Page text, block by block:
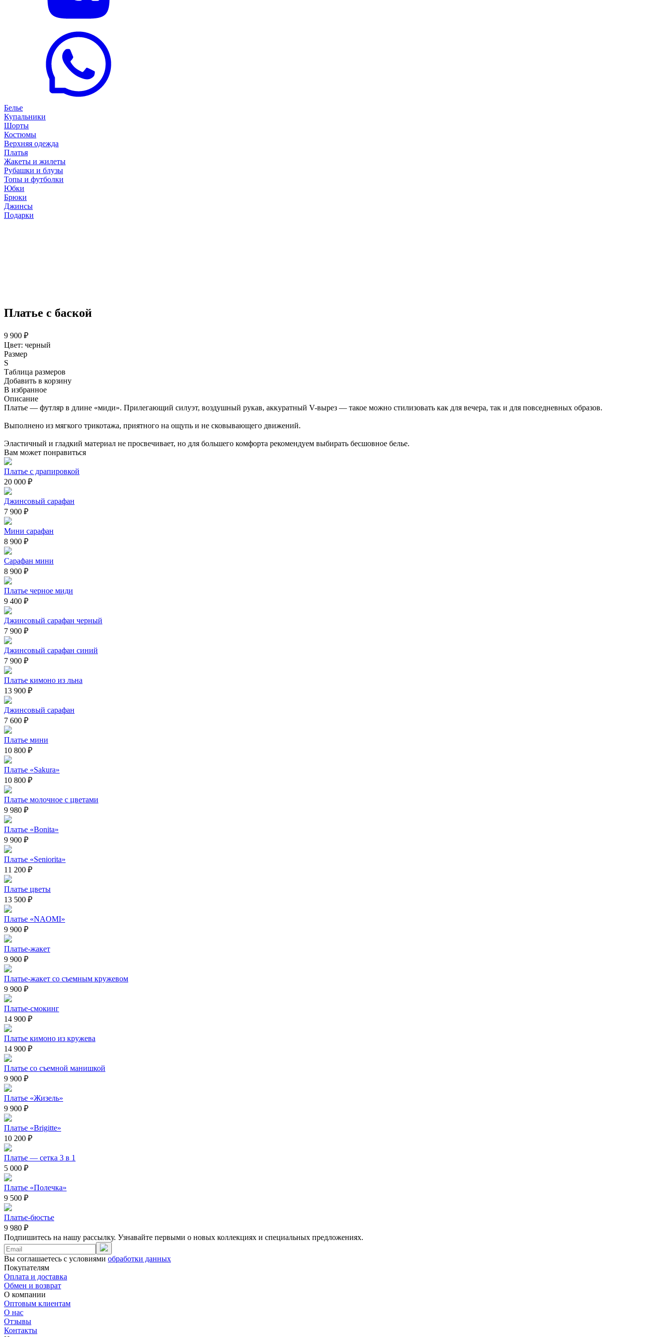
Белье
Купальники
Шорты
Костюмы
Верхняя одежда
Платья
Жакеты и жилеты
Рубашки и блузы
Топы и футболки
Юбки
Брюки
Джинсы
Подарки
Платье с баской
9 900 ₽
Цвет: черный
Размер
S
Таблица размеров
Добавить в корзину
В избранное
Описание
Платье — футляр в длине «миди». Прилегающий силуэт, воздушный рукав, аккуратный V-вырез — такое можно стилизовать как для вечера, так и для повседневных образов.
Выполнено из мягкого трикотажа, приятного на ощупь и не сковывающего движений.
Эластичный и гладкий материал не просвечивает, но для большего комфорта рекомендуем выбирать бесшовное белье.
Вам может понравиться
Платье с драпировкой
20 000 ₽
Джинсовый сарафан
7 900 ₽
Мини сарафан
8 900 ₽
Сарафан мини
8 900 ₽
Платье черное миди
9 400 ₽
Джинсовый сарафан черный
7 900 ₽
Джинсовый сарафан синий
7 900 ₽
Платье кимоно из льна
13 900 ₽
Джинсовый сарафан
7 600 ₽
Платье мини
10 800 ₽
Платье «Sakura»
10 800 ₽
Платье молочное с цветами
9 980 ₽
Платье «Bonita»
9 900 ₽
Платье «Seniorita»
11 200 ₽
Платье цветы
13 500 ₽
Платье «NAOMI»
9 900 ₽
Платье-жакет
9 900 ₽
Платье-жакет со съемным кружевом
9 900 ₽
Платье-смокинг
14 900 ₽
Платье кимоно из кружева
14 900 ₽
Платье со съемной манишкой
9 900 ₽
Платье «Жизель»
9 900 ₽
Платье «Brigitte»
10 200 ₽
Платье — сетка 3 в 1
5 000 ₽
Платье «Полечка»
9 500 ₽
Платье-бюстье
9 980 ₽
Подпишитесь на нашу рассылку. Узнавайте первыми о новых коллекциях и специальных предложениях.
Вы соглашаетесь с условиями обработки данных
Покупателям
Оплата и доставка
Обмен и возврат
О компании
Оптовым клиентам
О нас
Отзывы
Контакты